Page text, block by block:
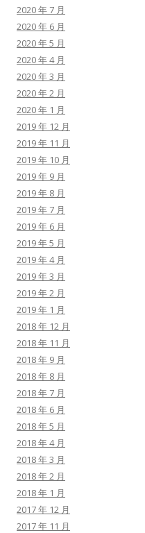
2020 年 7 月
2020 年 6 月
2020 年 5 月
2020 年 4 月
2020 年 3 月
2020 年 2 月
2020 年 1 月
2019 年 12 月
2019 年 11 月
2019 年 10 月
2019 年 9 月
2019 年 8 月
2019 年 7 月
2019 年 6 月
2019 年 5 月
2019 年 4 月
2019 年 3 月
2019 年 2 月
2019 年 1 月
2018 年 12 月
2018 年 11 月
2018 年 9 月
2018 年 8 月
2018 年 7 月
2018 年 6 月
2018 年 5 月
2018 年 4 月
2018 年 3 月
2018 年 2 月
2018 年 1 月
2017 年 12 月
2017 年 11 月